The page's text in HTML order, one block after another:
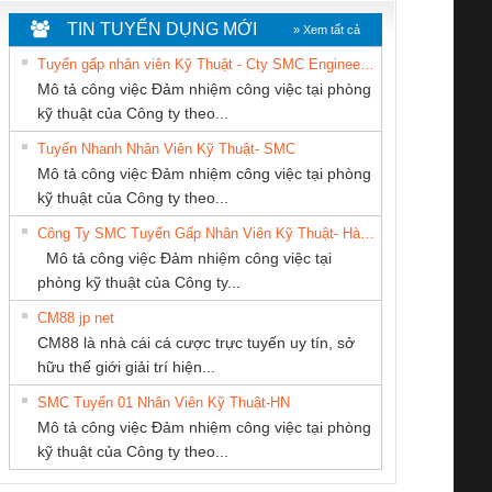
Le An Toàn
Contact
– PSR-
SCP-
FSP/2X1/1X2
sát chuỗi
tấm pin
16I+
(2502520000)
Bộ giám sát chuỗi
tấm pin
TRANSCLINIC 16I+
1K5 L (2433950000)
Bộ giám sát dòng
TRANSCLINIC 16I+
(2008130000)
điện TRANSCLINIC
BKE 1K5.4
(7791400879)2. Giá
Nẹp nhôm chống
trơn Đà Nẵng
Công ty TNHH
Thương Mại SX Ba
Miền
CÔNG TY TNHH
KỸ THUẬT KTECH
VIỆT NAM
CÔNG TY TNHH
NGHIỆP NIHON
SETSUBI VIỆT
NAM
CÔNG TY TNHH
THƯƠNG MẠI
THIÊN ÂN VIỆT
NAM
PHẦN TỰ ĐỘNG
TIẾN HƯNG
Ba Miền
TIN TUYỂN DỤNG MỚI » Xem tất cả
Mô tả công việc Đảm nhiệm công việc tại phòng
kỹ thuật của Công ty theo...
Tuyển Nhanh Nhân Viên Kỹ Thuật- SMC
Mô tả công việc Đảm nhiệm công việc tại phòng
kỹ thuật của Công ty theo...
Mô tả công việc Đảm nhiệm công việc tại
phòng kỹ thuật của Công ty...
CM88 jp net
CM88 là nhà cái cá cược trực tuyến uy tín, sở
hữu thế giới giải trí hiện...
SMC Tuyển 01 Nhân Viên Kỹ Thuật-HN
Mô tả công việc Đảm nhiệm công việc tại phòng
kỹ thuật của Công ty theo...